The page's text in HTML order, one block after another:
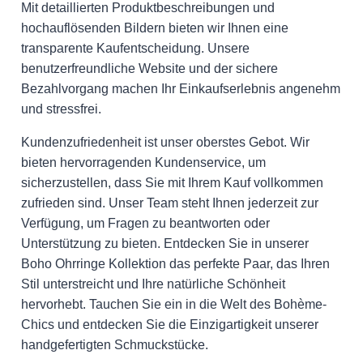
Mit detaillierten Produktbeschreibungen und
hochauflösenden Bildern bieten wir Ihnen eine
transparente Kaufentscheidung. Unsere
benutzerfreundliche Website und der sichere
Bezahlvorgang machen Ihr Einkaufserlebnis angenehm
und stressfrei.
Kundenzufriedenheit ist unser oberstes Gebot. Wir
bieten hervorragenden Kundenservice, um
sicherzustellen, dass Sie mit Ihrem Kauf vollkommen
zufrieden sind. Unser Team steht Ihnen jederzeit zur
Verfügung, um Fragen zu beantworten oder
Unterstützung zu bieten. Entdecken Sie in unserer
Boho Ohrringe Kollektion das perfekte Paar, das Ihren
Stil unterstreicht und Ihre natürliche Schönheit
hervorhebt. Tauchen Sie ein in die Welt des Bohème-
Chics und entdecken Sie die Einzigartigkeit unserer
handgefertigten Schmuckstücke.